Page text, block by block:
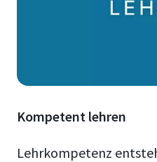
Kompetent lehren
Lehrkompetenz